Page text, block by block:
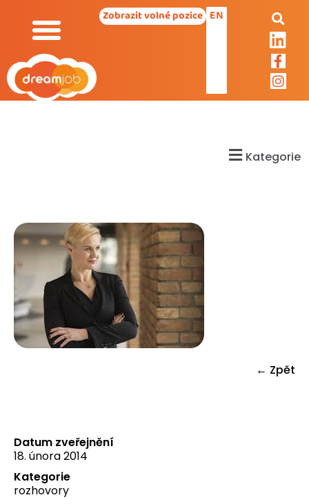
Zobrazit volné pozice EN
Kategorie
← Zpět
Datum zveřejnění
18. února 2014
Kategorie
rozhovory